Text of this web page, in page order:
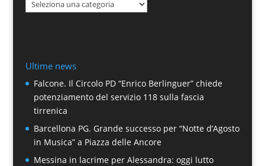
Ultime news
Falcone. Il Circolo PD “Enrico Berlinguer” chiede
potenziamento del servizio 118 sulla fascia
tirrenica
Barcellona PG. Grande successo per “Notte d’Agosto
in Musica” a Piazza delle Ancore
Messina in lacrime per Alessandra: oggi lutto